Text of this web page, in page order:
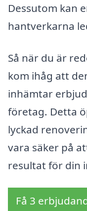
Dessutom kan
hantverkarna
Så när du är
kom ihåg att
inhämtar
företag. Detta
lyckad
vara säker på
resultat för din
Få 3